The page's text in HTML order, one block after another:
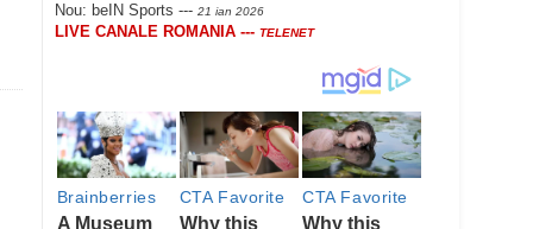
Nou: beIN Sports --- 21 ian 2026
LIVE CANALE ROMANIA --- TELENET